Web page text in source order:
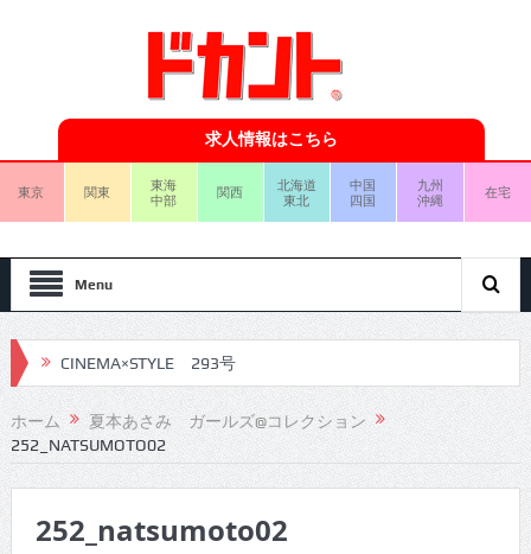
求人情報はこちら
東京 関東
東海
中部
関西
北海道
東北
中国
四国
九州
沖縄
在宅
Menu
CINEMA×STYLE 293号
CINEMA×STYLE 292号
CINEMA×STYLE 291号
CINEMA×STYLE 289号
ホーム
夏本あさみ ガールズ@コレクション
252_NATSUMOTO02
252_natsumoto02